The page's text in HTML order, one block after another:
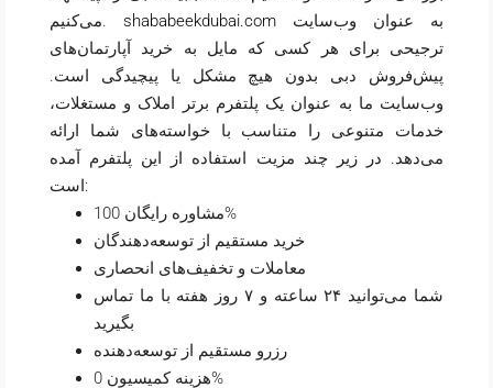
shababeekdubai.com
ترجیحی برای هر کسی که مایل به خرید آپارتمان‌های
پیش‌فروش دبی بدون هیچ مشکل یا پیچیدگی است.
وب‌سایت ما به عنوان یک پلتفرم برتر املاک و مستغلات،
خدمات متنوعی را متناسب با خواسته‌های شما ارائه
می‌دهد. در زیر چند مزیت استفاده از این پلتفرم آمده
است:
مشاوره رایگان 100%
خرید مستقیم از توسعه‌دهندگان
معاملات و تخفیف‌های انحصاری
شما می‌توانید ۲۴ ساعته و ۷ روز هفته با ما تماس
بگیرید
رزرو مستقیم از توسعه‌دهنده
هزینه کمیسیون 0%